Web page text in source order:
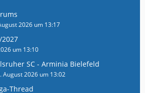
2026 um 13:17
um 13:10
SC - Arminia Bielefeld
August 2026 um 13:02
Thread